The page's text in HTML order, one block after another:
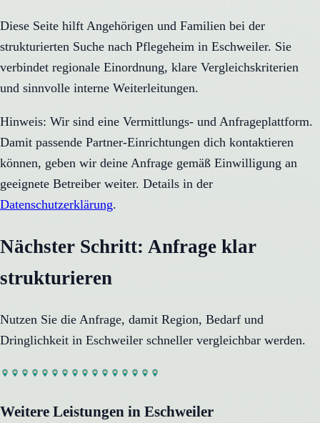
Diese Seite hilft Angehörigen und Familien bei der
strukturierten Suche nach Pflegeheim in Eschweiler. Sie
verbindet regionale Einordnung, klare Vergleichskriterien
und sinnvolle interne Weiterleitungen.
Hinweis: Wir sind eine Vermittlungs- und Anfrageplattform.
Damit passende Partner-Einrichtungen dich kontaktieren
können, geben wir deine Anfrage gemäß Einwilligung an
geeignete Betreiber weiter. Details in der
Datenschutzerklärung.
Nächster Schritt: Anfrage klar
strukturieren
Nutzen Sie die Anfrage, damit Region, Bedarf und
Dringlichkeit in Eschweiler schneller vergleichbar werden.
Weitere Leistungen in Eschweiler